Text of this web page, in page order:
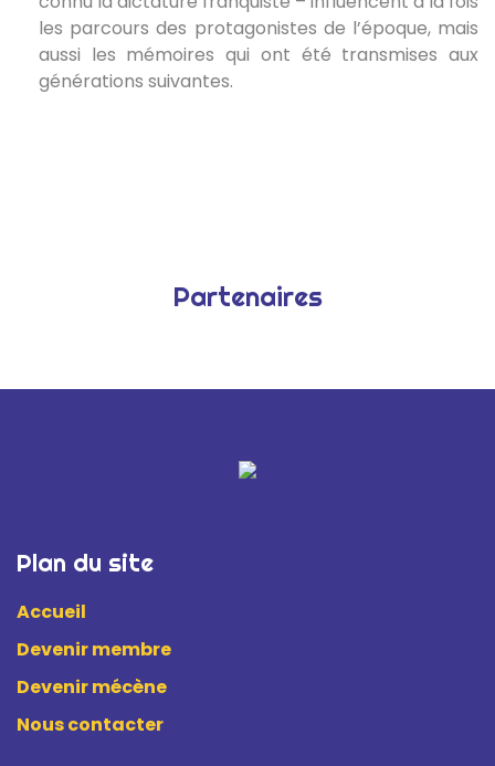
les parcours des protagonistes de l’époque, mais
aussi les mémoires qui ont été transmises aux
générations suivantes.
Partenaires
Plan du site
Accueil
Devenir membre
Devenir mécène
Nous contacter